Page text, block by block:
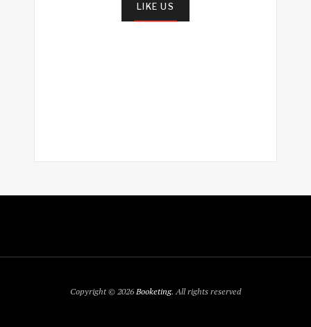
LIKE US
Copyright © 2026Booketing. All rights reserved